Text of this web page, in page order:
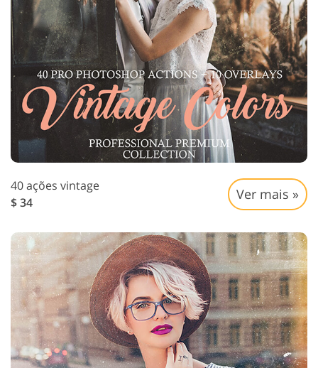
40 ações vintage
$ 34
Ver mais »